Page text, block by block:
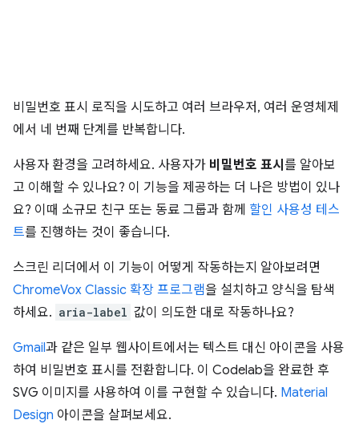
비밀번호 표시 로직을 시도하고 여러 브라우저, 여러 운영체제
에서 네 번째 단계를 반복합니다.
사용자 환경을 고려하세요. 사용자가 비밀번호 표시 를 알아보
고 이해할 수 있나요? 이 기능을 제공하는 더 나은 방법이 있나
요? 이때 소규모 친구 또는 동료 그룹과 함께 할인 사용성 테스
트를 진행하는 것이 좋습니다.
스크린 리더에서 이 기능이 어떻게 작동하는지 알아보려면
ChromeVox Classic 확장 프로그램을 설치하고 양식을 탐색
하세요. aria-label 값이 의도한 대로 작동하나요?
Gmail과 같은 일부 웹사이트에서는 텍스트 대신 아이콘을 사용
하여 비밀번호 표시를 전환합니다. 이 Codelab을 완료한 후
SVG 이미지를 사용하여 이를 구현할 수 있습니다. Material
Design 아이콘을 살펴보세요.